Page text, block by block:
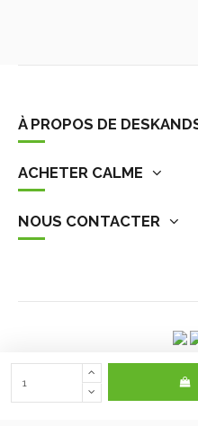
À PROPOS DE
ACHETER CALME
NOUS CONTACTER